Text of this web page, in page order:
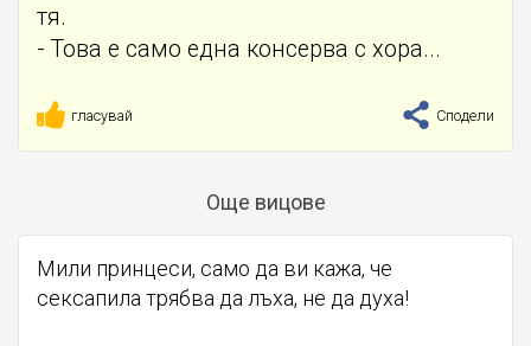
тя.
- Това е само една консерва с хора...
гласувай Сподели
Още вицове
Мили принцеси, само да ви кажа, че
сексапила трябва да лъха, не да духа!